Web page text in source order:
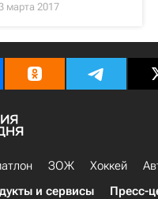
марта 2017
ЗОЖ Хоккей
и сервисы Пресс-